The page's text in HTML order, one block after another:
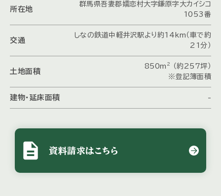
所在地
群馬県吾妻郡嬬恋村大字鎌原字大カイシコ
1053番
交通
しなの鉄道中軽井沢駅より約14km（車で約
21分）
土地面積
850m 2
（約257坪）
※登記簿面積
建物・延床面積 -
description 資料請求はこちら